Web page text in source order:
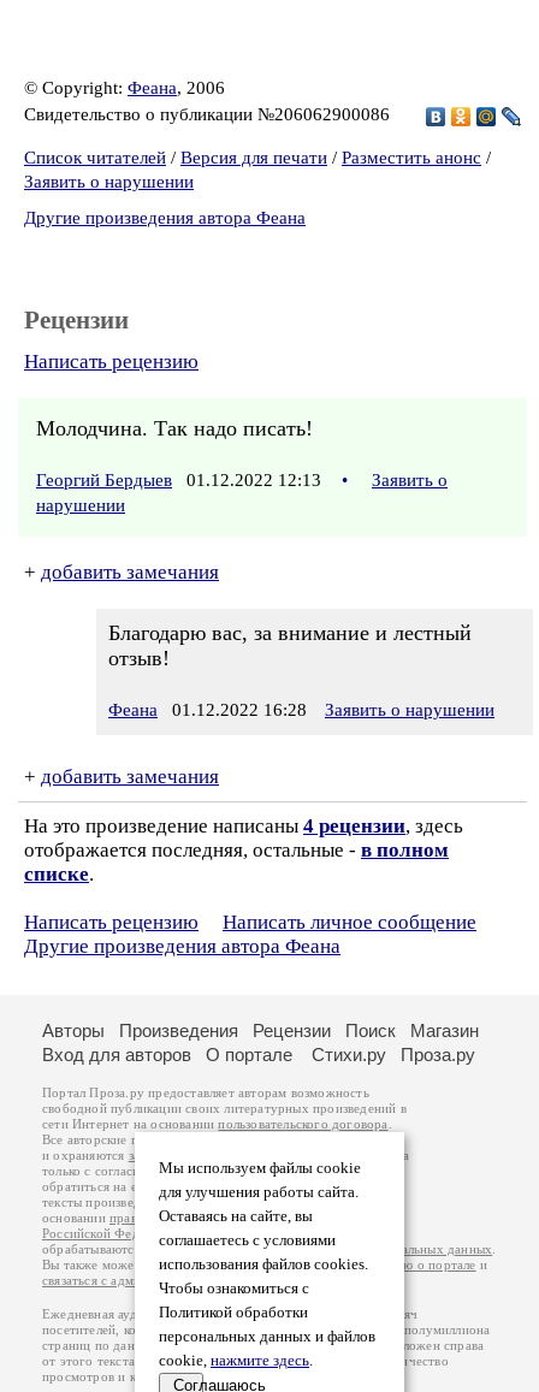
© Copyright: Феана, 2006
Свидетельство о публикации №206062900086
Список читателей / Версия для печати / Разместить анонс /
Заявить о нарушении
Другие произведения автора Феана
Рецензии
Написать рецензию
Молодчина. Так надо писать!
Георгий Бердыев 01.12.2022 12:13 •
Заявить о
нарушении
+ добавить замечания
Благодарю вас, за внимание и лестный
отзыв!
Феана 01.12.2022 16:28 Заявить о нарушении
+ добавить замечания
На это произведение написаны 4 рецензии, здесь
отображается последняя, остальные - в полном
списке.
Написать рецензию
Написать личное сообщение
Другие произведения автора Феана
Мы используем файлы cookie
для улучшения работы сайта.
Оставаясь на сайте, вы
соглашаетесь с условиями
использования файлов cookies.
Чтобы ознакомиться с
Политикой обработки
персональных данных и файлов
cookie, нажмите здесь.
Соглашаюсь
Авторы Произведения Рецензии Поиск
Магазин
Вход для авторов
О портале Стихи.ру Проза.ру
Портал Проза.ру предоставляет авторам возможность
свободной публикации своих литературных произведений в
сети Интернет на основаниипользовательского договора
Все авторские права на произведения принадлежат авторам
и охраняются законом
. Перепечатка произведений возможна
только с согласия его автора, к которому вы можете
обратиться на его авторской странице. Ответственность за
тексты произведений авторы несут самостоятельно на
основанииправил публикацииизаконодательства
Российской Федерации
обрабатываются на основанииПолитики обработки персональных данных
Вы также можете посмотреть более подробнуюинформацию о портале и
связаться с администрацией
Ежедневная аудитория портала Проза.ру – порядка 100 тысяч
посетителей, которые в общей сумме просматривают более полумиллиона
страниц по данным счетчика посещаемости, который расположен справа
от этого текста. В каждой графе указано по две цифры: количество
просмотров и количество посетителей.